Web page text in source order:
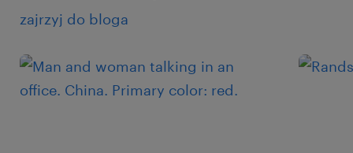
zajrzyj do bloga